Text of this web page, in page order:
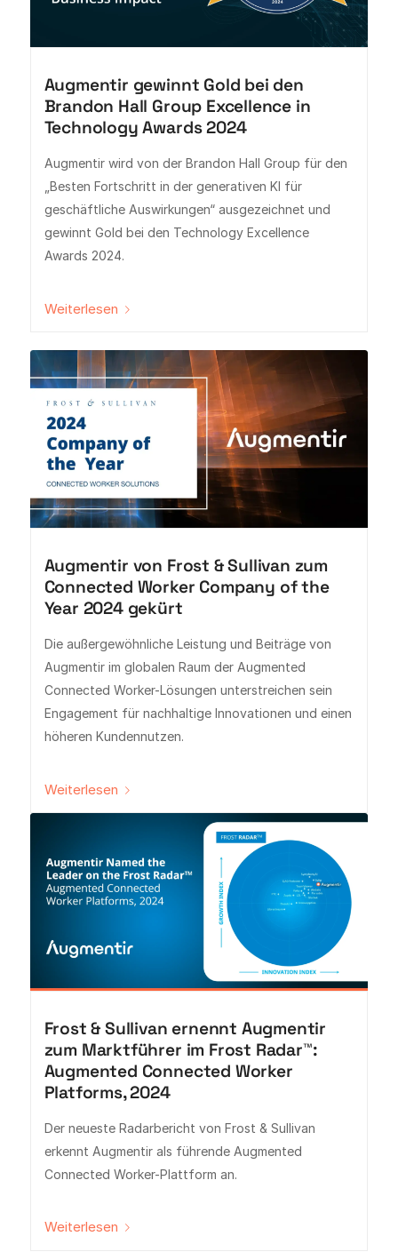
Augmentir gewinnt Gold bei den
Brandon Hall Group Excellence in
Technology Awards 2024
Augmentir wird von der Brandon Hall Group für den
„Besten Fortschritt in der generativen KI für
geschäftliche Auswirkungen“ ausgezeichnet und
gewinnt Gold bei den Technology Excellence
Awards 2024.
Weiterlesen
Augmentir von Frost & Sullivan zum
Connected Worker Company of the
Year 2024 gekürt
Die außergewöhnliche Leistung und Beiträge von
Augmentir im globalen Raum der Augmented
Connected Worker-Lösungen unterstreichen sein
Engagement für nachhaltige Innovationen und einen
höheren Kundennutzen.
Weiterlesen
Frost & Sullivan ernennt Augmentir
zum Marktführer im Frost Radar™:
Augmented Connected Worker
Platforms, 2024
Der neueste Radarbericht von Frost & Sullivan
erkennt Augmentir als führende Augmented
Connected Worker-Plattform an.
Weiterlesen